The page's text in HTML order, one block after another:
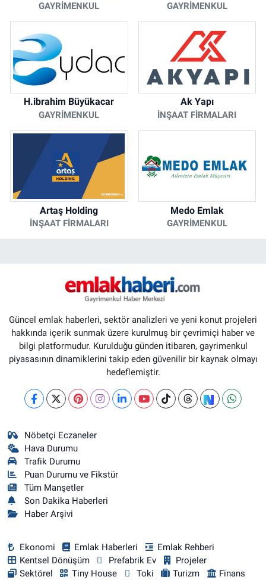
GAYRIMENKUL GAYRIMENKUL
H.ibrahim Büyükacar
GAYRIMENKUL
Ak Yapı
İNŞAAT FIRMALARI
Artaş Holding
İNŞAAT FIRMALARI
Medo Emlak
GAYRIMENKUL
Güncel emlak haberleri, sektör analizleri ve yeni konut projeleri
hakkında içerik sunmak üzere kurulmuş bir çevrimiçi haber ve
bilgi platformudur. Kurulduğu günden itibaren, gayrimenkul
piyasasının dinamiklerini takip eden güvenilir bir kaynak olmayı
hedeflemiştir.
Nöbetçi Eczaneler
Hava Durumu
Trafik Durumu
Puan Durumu ve Fikstür
Tüm Manşetler
Son Dakika Haberleri
Haber Arşivi
Ekonomi Emlak Haberleri
Emlak Rehberi
Kentsel Dönüşüm
Prefabrik Ev
Projeler
Sektörel
Tiny House Toki Turizm
Finans